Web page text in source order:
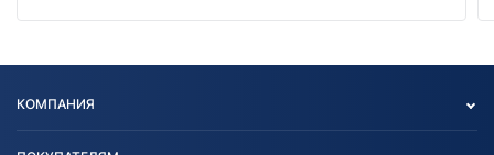
КОМПАНИЯ